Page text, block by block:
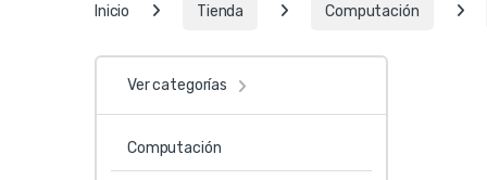
Inicio Tienda Computación
Ver categorías
Computación